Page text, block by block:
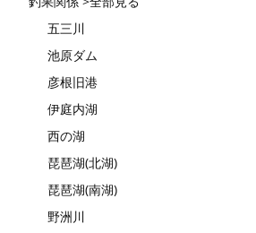
五三川
池原ダム
彦根旧港
伊庭内湖
西の湖
琵琶湖(北湖)
琵琶湖(南湖)
野洲川